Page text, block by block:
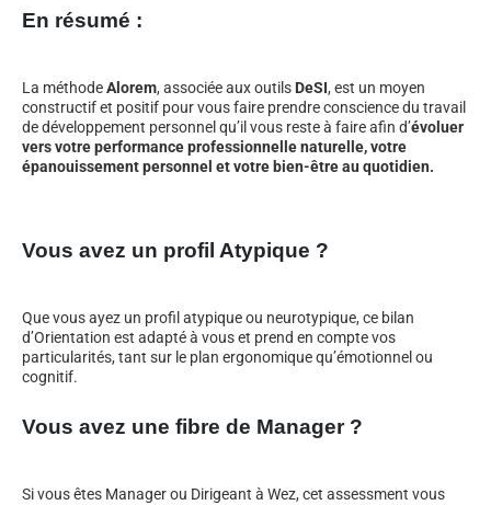
En résumé :
La méthodeAlorem, associée aux outils DeSI, est un moyen
constructif et positif pour vous faire prendre conscience du travail
de développement personnel qu’il vous reste à faire afin d’évoluer
vers votre performance professionnelle naturelle, votre
épanouissement personnel et votre bien-être au quotidien.
Vous avez un profil Atypique ?
Que vous ayez un profil atypique ou neurotypique, ce bilan
d’Orientation est adapté à vous et prend en compte vos
particularités, tant sur le plan ergonomique qu’émotionnel ou
cognitif.
Vous avez une fibre de Manager ?
Si vous êtes Manager ou Dirigeant à Wez, cet assessment vous